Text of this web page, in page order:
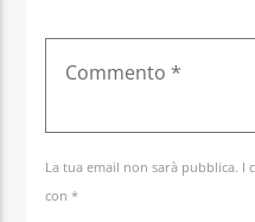
La tua email non sarà pubblica. I
con *